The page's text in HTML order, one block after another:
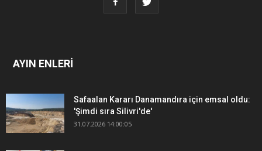
AYIN ENLERİ
Safaalan Kararı Danamandıra için emsal oldu:
'Şimdi sıra Silivri'de'
31.07.2026 14:00:05